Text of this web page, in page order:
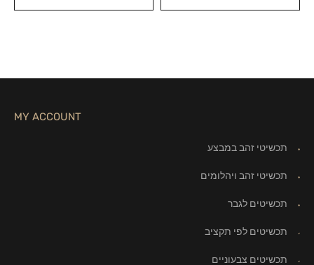
MY ACCOUNT
תכשיטי זהב במבצע
תכשיטי זהב ויהלומים
תכשיטים לגבר
תכשיטים לפי תקציב
תכשיטים צבעוניים